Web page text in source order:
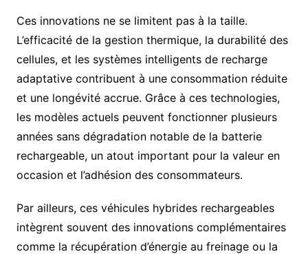
Ces innovations ne se limitent pas à la taille.
L’efficacité de la gestion thermique, la durabilité des
cellules, et les systèmes intelligents de recharge
adaptative contribuent à une consommation réduite
et une longévité accrue. Grâce à ces technologies,
les modèles actuels peuvent fonctionner plusieurs
années sans dégradation notable de la batterie
rechargeable, un atout important pour la valeur en
occasion et l’adhésion des consommateurs.
Par ailleurs, ces véhicules hybrides rechargeables
intègrent souvent des innovations complémentaires
comme la récupération d’énergie au freinage ou la